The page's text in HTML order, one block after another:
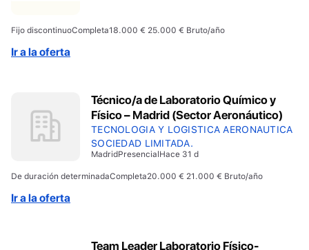
Fijo discontinuoCompleta18.000 € 25.000 € Bruto/año
Ir a la oferta
Técnico/a de Laboratorio Químico y
Físico – Madrid (Sector Aeronáutico)
TECNOLOGIA Y LOGISTICA AERONAUTICA
SOCIEDAD LIMITADA.
MadridPresencialHace 31 d
De duración determinadaCompleta20.000 € 21.000 € Bruto/año
Ir a la oferta
Team Leader Laboratorio Físico-